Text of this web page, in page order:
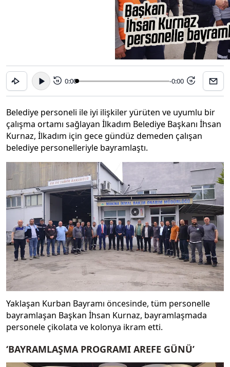
15 0:00 -0:00 15
Belediye personeli ile iyi ilişkiler yürüten ve uyumlu bir
çalışma ortamı sağlayan İlkadım Belediye Başkanı İhsan
Kurnaz, İlkadım için gece gündüz demeden çalışan
belediye personelleriyle bayramlaştı.
Yaklaşan Kurban Bayramı öncesinde, tüm personelle
bayramlaşan Başkan İhsan Kurnaz, bayramlaşmada
personele çikolata ve kolonya ikram etti.
‘BAYRAMLAŞMA PROGRAMI AREFE GÜNÜ’